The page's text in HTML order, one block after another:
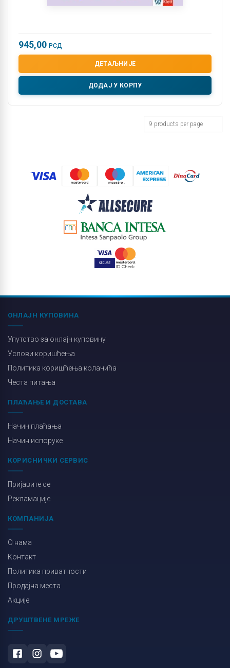
945,00 РСД
ДЕТАЉНИЈЕ
ДОДАЈ У КОРПУ
ОНЛАЈН КУПОВИНА
Упутство за онлајн куповину
Услови коришћења
Политика коришћења колачића
Честа питања
ПЛАЋАЊЕ И ДОСТАВА
Начин плаћања
Начин испоруке
КОРИСНИЧКИ СЕРВИС
Пријавите се
Рекламације
КОМПАНИЈА
О нама
Контакт
Политика приватности
Продајна места
Акције
ДРУШТВЕНЕ МРЕЖЕ